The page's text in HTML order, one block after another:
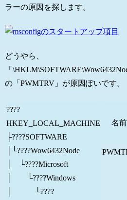
ラーの原因を探します。
どうやら、
「
の「PWMTRV」が原因ぽいです。
????
HKEY_LOCAL_MACHINE
├????SOFTWARE
└????Wow6432Node
└????Microsoft
│ └????Windows
│ └????
名前